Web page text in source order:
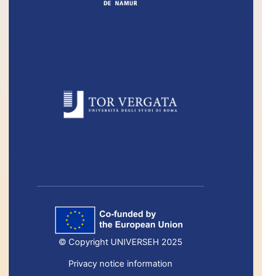
© Copyright UNIVERSEH 2025
Privacy notice information